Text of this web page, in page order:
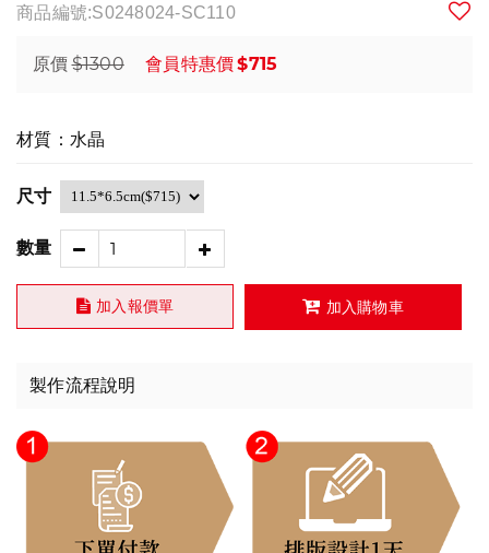
商品編號:S0248024-SC110
原價 $1300 會員特惠價$715
材質：水晶
尺寸
數量
加入報價單 加入購物車
製作流程說明